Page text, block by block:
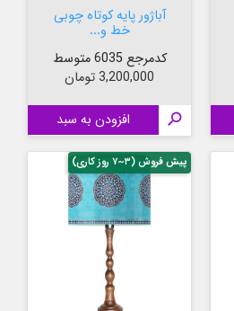
آباژور پایه کوتاه چوبی
خط و...
کدمرجع 6035 متوسط
قیمت
3,200,000 تومان
 افزودن به سبد
پیش فروش (۳~۷ روز کاری)